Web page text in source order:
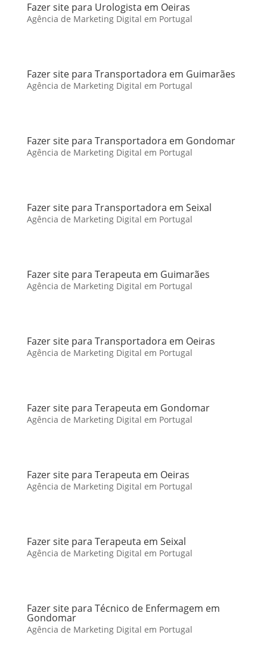
Fazer site para Urologista em Oeiras
Agência de Marketing Digital em Portugal
Fazer site para Transportadora em Guimarães
Agência de Marketing Digital em Portugal
Fazer site para Transportadora em Gondomar
Agência de Marketing Digital em Portugal
Fazer site para Transportadora em Seixal
Agência de Marketing Digital em Portugal
Fazer site para Terapeuta em Guimarães
Agência de Marketing Digital em Portugal
Fazer site para Transportadora em Oeiras
Agência de Marketing Digital em Portugal
Fazer site para Terapeuta em Gondomar
Agência de Marketing Digital em Portugal
Fazer site para Terapeuta em Oeiras
Agência de Marketing Digital em Portugal
Fazer site para Terapeuta em Seixal
Agência de Marketing Digital em Portugal
Fazer site para Técnico de Enfermagem em
Gondomar
Agência de Marketing Digital em Portugal